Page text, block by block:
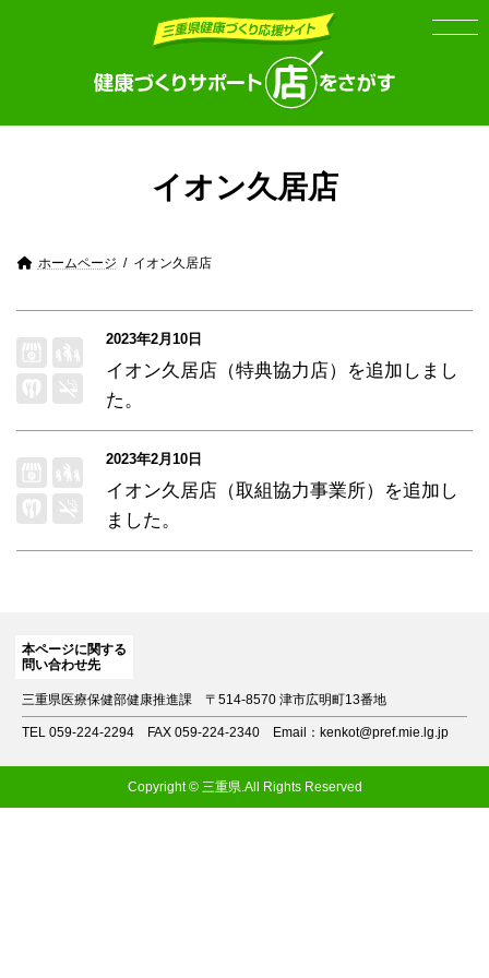
イオン久居店
ホームページ イオン久居店
2023年2月10日
イオン久居店（特典協力店）
を追加しまし
た。
2023年2月10日
イオン久居店（取組協力事業所）
を追加し
ました。
本ページに関する
問い合わせ先
三重県医療保健部健康推進課 〒514-8570 津市広明町13番地
TEL 059-224-2294 FAX 059-224-2340 Email：kenkot@pref.mie.lg.jp
Copyright © 三重県.All Rights Reserved